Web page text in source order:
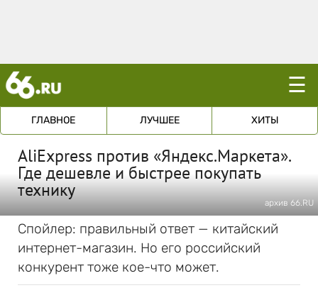
☰
ГЛАВНОЕ ЛУЧШЕЕ ХИТЫ
AliExpress против «Яндекс.Маркета».
Где дешевле и быстрее покупать
технику
архив 66.RU
Спойлер: правильный ответ — китайский
интернет-магазин. Но его российский
конкурент тоже кое-что может.